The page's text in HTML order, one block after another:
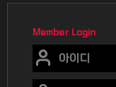
Member Login